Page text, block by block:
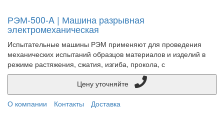
РЭМ-500-A | Машина разрывная
электромеханическая
Испытательные машины РЭМ применяют для проведения
механических испытаний образцов материалов и изделий в
режиме растяжения, сжатия, изгиба, прокола, с
О компании
Контакты
Доставка